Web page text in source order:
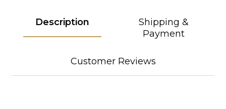
Description
Shipping &
Payment
Customer Reviews